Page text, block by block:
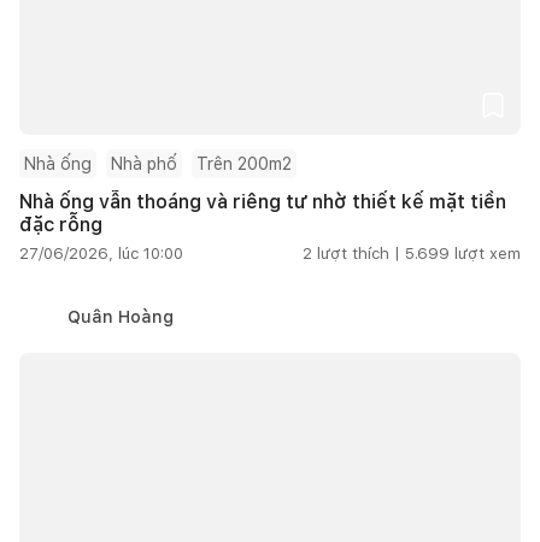
Nhà ống Nhà phố Trên 200m2
Nhà ống vẫn thoáng và riêng tư nhờ thiết kế mặt tiền
đặc rỗng
27/06/2026, lúc 10:00 2 lượt thích | 5.699 lượt xem
Quân Hoàng